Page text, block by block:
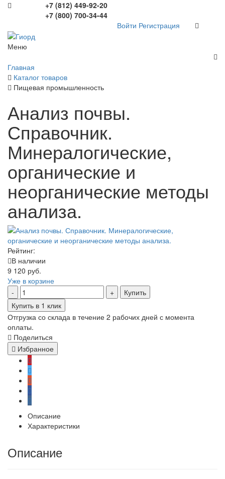
+7 (812) 449-92-20
+7 (800) 700-34-44
Войти Регистрация
Меню
Главная
Каталог товаров
Пищевая промышленность
Анализ почвы.
Справочник.
Минералогические,
органические и
неорганические методы
анализа.
Рейтинг:
В наличии
9 120 руб.
Уже в корзине
Купить
Купить в 1 клик
Отгрузка со склада в течение 2 рабочих дней с момента
оплаты.
Поделиться
Избранное
Описание
Характеристики
Описание